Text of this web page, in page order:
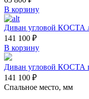
В корзину
Диван угловой КОСТА
141 100 ₽
В корзину
Диван угловой КОСТА
141 100 ₽
Спальное место, мм